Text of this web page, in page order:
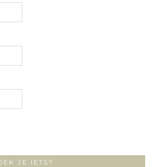
JE IETS?